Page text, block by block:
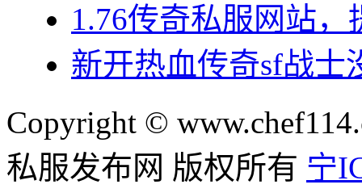
1.76传奇私服网站
新开热血传奇sf战士
Copyright ©
私服发布网 版权所有 宁